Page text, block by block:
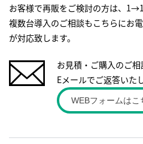
お客様で再販をご検討の方は、
複数台導入のご相談もこちらにお
が対応致します。
お見積・ご購入のご
Eメールでご返答いた
WEBフォームはこ